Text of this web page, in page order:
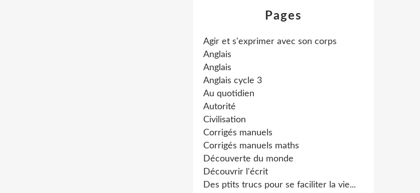
Pages
Agir et s'exprimer avec son corps
Anglais
Anglais
Anglais cycle 3
Au quotidien
Autorité
Civilisation
Corrigés manuels
Corrigés manuels maths
Découverte du monde
Découvrir l'écrit
Des ptits trucs pour se faciliter la vie...